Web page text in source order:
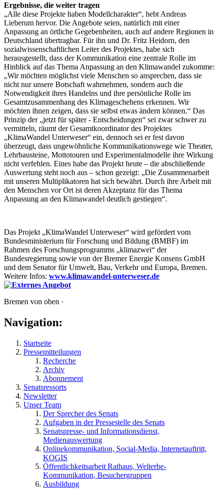
Ergebnisse, die weiter tragen
„Alle diese Projekte haben Modellcharakter“, hebt Andreas
Lieberum hervor. Die Angebote seien, natürlich mit einer
Anpassung an örtliche Gegebenheiten, auch auf andere Regionen in
Deutschland übertragbar. Für ihn und Dr. Fritz Heidorn, den
sozialwissenschaftlichen Leiter des Projektes, habe sich
herausgestellt, dass der Kommunikation eine zentrale Rolle im
Hinblick auf das Thema Anpassung an den Klimawandel zukomme:
„Wir möchten möglichst viele Menschen so ansprechen, dass sie
nicht nur unsere Botschaft wahrnehmen, sondern auch die
Notwendigkeit ihres Handelns und ihre persönliche Rolle im
Gesamtzusammenhang des Klimageschehens erkennen. Wir
möchten ihnen zeigen, dass sie selbst etwas ändern können.“ Das
Prinzip der „jetzt für später - Entscheidungen“ sei zwar schwer zu
vermitteln, räumt der Gesamtkoordinator des Projektes
„KlimaWandel Unterweser“ ein, dennoch sei er fest davon
überzeugt, dass ungewöhnliche Kommunikationswege wie Theater,
Lehrbausteine, Mottotouren und Experimentalmodelle ihre Wirkung
nicht verfehlen. Eines habe das Projekt heute – die abschließende
Auswertung steht noch aus – schon gezeigt: „Die Zusammenarbeit
mit unseren Multiplikatoren hat sich bewährt. Durch ihre Arbeit mit
den Menschen vor Ort ist deren Akzeptanz für das Thema
Anpassung an den Klimawandel deutlich gestiegen“.
Das Projekt „KlimaWandel Unterweser“ wird gefördert vom
Bundesministerium für Forschung und Bildung (BMBF) im
Rahmen des Forschungsprogramms „klimazwei“ der
Bundesregierung sowie von der Bremer Energie Konsens GmbH
und dem Senator für Umwelt, Bau, Verkehr und Europa, Bremen.
Weitere Infos: www.klimawandel-unterweser.de
Bremen von oben ·
Navigation:
Startseite
Pressemitteilungen
Recherche
Archiv
Abonnement
Senatsressorts
Newsletter
Unser Team
Der Sprecher des Senats
Aufgaben in der Pressestelle des Senats
Senatspresse- und Informationsdienst,
Medienauswertung
Onlinekommunikation, Social-Media, Internetauftritt,
KOGIS
Öffentlichkeitsarbeit Rathaus, Welterbe-
Kommunikation, Besuchergruppen
Ausbildung